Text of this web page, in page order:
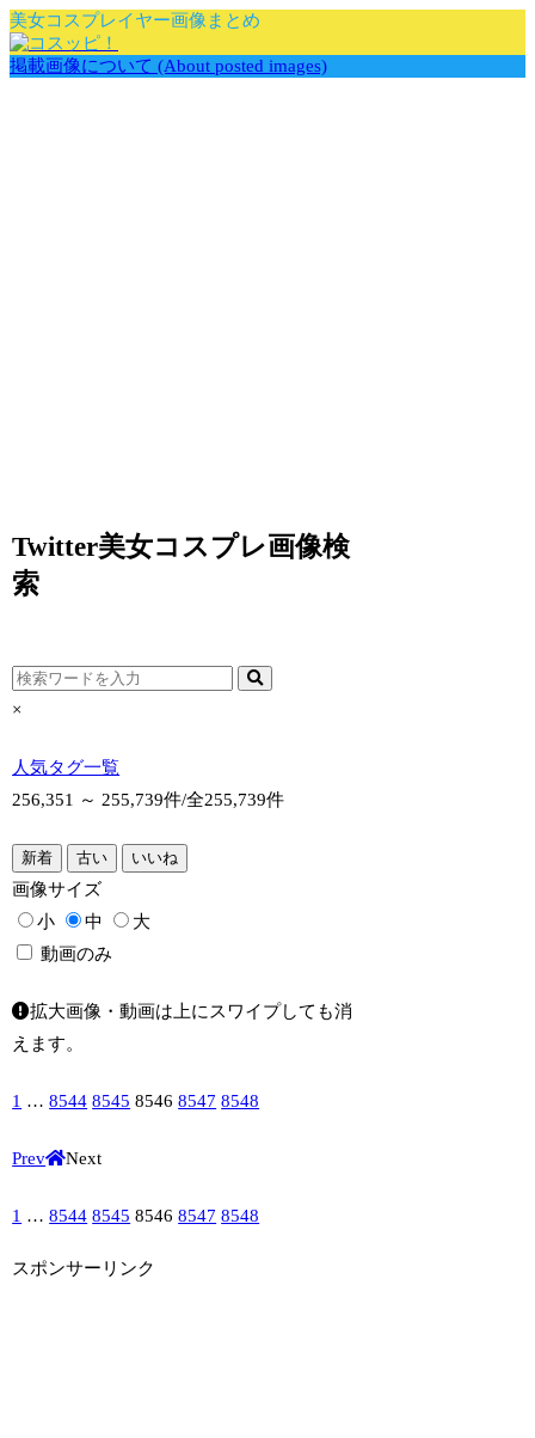
美女コスプレイヤー画像まとめ
掲載画像について (About posted images)
Twitter美女コスプレ画像検
索
×
人気タグ一覧
256,351 ～ 255,739件/全255,739件
新着 古い いいね
画像サイズ
小
中
大
動画のみ
拡大画像・動画は上にスワイプしても消
えます。
1 … 8544 8545 8546 8547 8548
Prev Next
1 … 8544 8545 8546 8547 8548
スポンサーリンク